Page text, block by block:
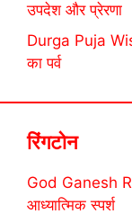
उपदेश और प्रेरणा
Durga Puja
का पर्व
रिंगटोन
God Ganesh
आध्यात्मिक स्पर्श